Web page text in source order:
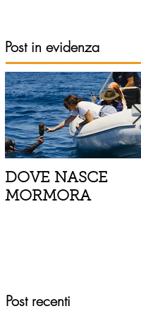
Post in evidenza
DOVE NASCE
MORMORA
Post recenti